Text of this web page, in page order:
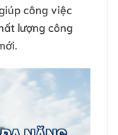
công việc
lượng công